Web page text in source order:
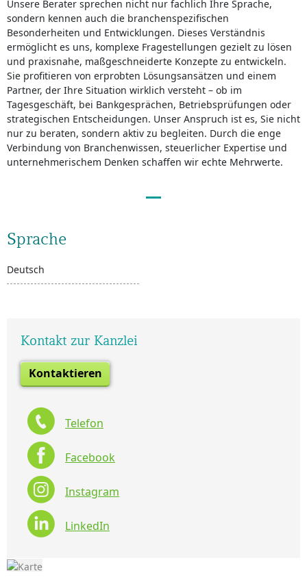
Unsere Berater sprechen nicht nur fachlich Ihre Sprache,
sondern kennen auch die branchenspezifischen
Besonderheiten und Entwicklungen. Dieses Verständnis
ermöglicht es uns, komplexe Fragestellungen gezielt zu lösen
und praxisnahe, maßgeschneiderte Konzepte zu entwickeln.
Sie profitieren von erprobten Lösungsansätzen und einem
Partner, der Ihre Situation wirklich versteht – ob im
Tagesgeschäft, bei Bankgesprächen, Betriebsprüfungen oder
strategischen Entscheidungen. Unser Anspruch ist es, Sie nicht
nur zu beraten, sondern aktiv zu begleiten. Durch die enge
Verbindung von Branchenwissen, steuerlicher Expertise und
unternehmerischem Denken schaffen wir echte Mehrwerte.
Sprache
Deutsch
Kontakt zur Kanzlei
Kontaktieren
Telefon
Facebook
Instagram
LinkedIn